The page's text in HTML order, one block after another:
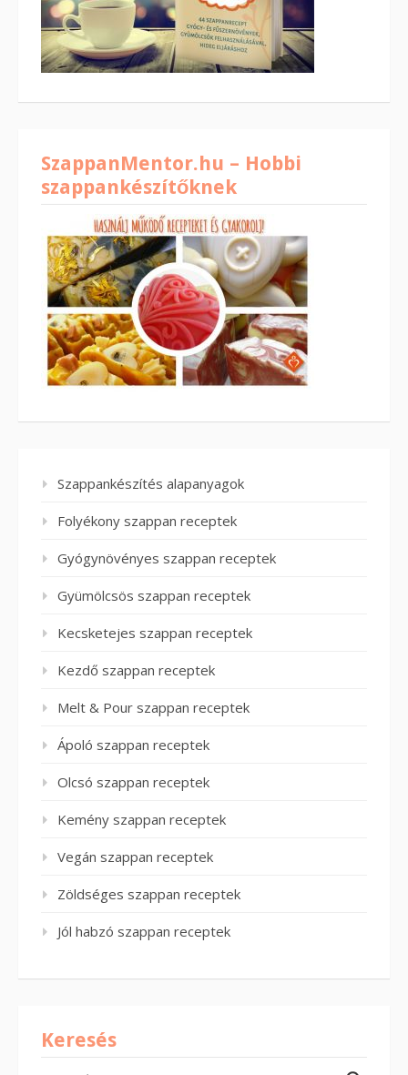
SzappanMentor.hu – Hobbi
szappankészítőknek
Szappankészítés alapanyagok
Folyékony szappan receptek
Gyógynövényes szappan receptek
Gyümölcsös szappan receptek
Kecsketejes szappan receptek
Kezdő szappan receptek
Melt & Pour szappan receptek
Ápoló szappan receptek
Olcsó szappan receptek
Kemény szappan receptek
Vegán szappan receptek
Zöldséges szappan receptek
Jól habzó szappan receptek
Keresés